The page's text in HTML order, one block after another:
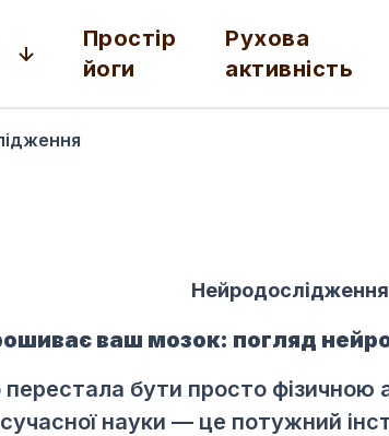
Простір
йоги
Рухова
активність
Нейродослідження
ваш мозок: погляд
бути просто фізичною
науки — це потужний